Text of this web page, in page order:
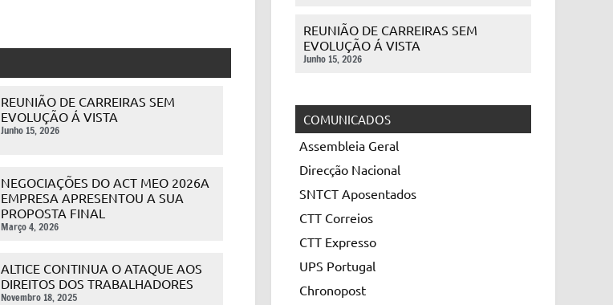
REUNIÃO DE CARREIRAS SEM
EVOLUÇÃO Á VISTA
Junho 15, 2026
NEGOCIAÇÕES DO ACT MEO 2026A
EMPRESA APRESENTOU A SUA
PROPOSTA FINAL
Março 4, 2026
ALTICE CONTINUA O ATAQUE AOS
DIREITOS DOS TRABALHADORES
Novembro 18, 2025
REUNIÃO DE CARREIRAS SEM
EVOLUÇÃO Á VISTA
Junho 15, 2026
COMUNICADOS
Assembleia Geral
Direcção Nacional
SNTCT Aposentados
CTT Correios
CTT Expresso
UPS Portugal
Chronopost